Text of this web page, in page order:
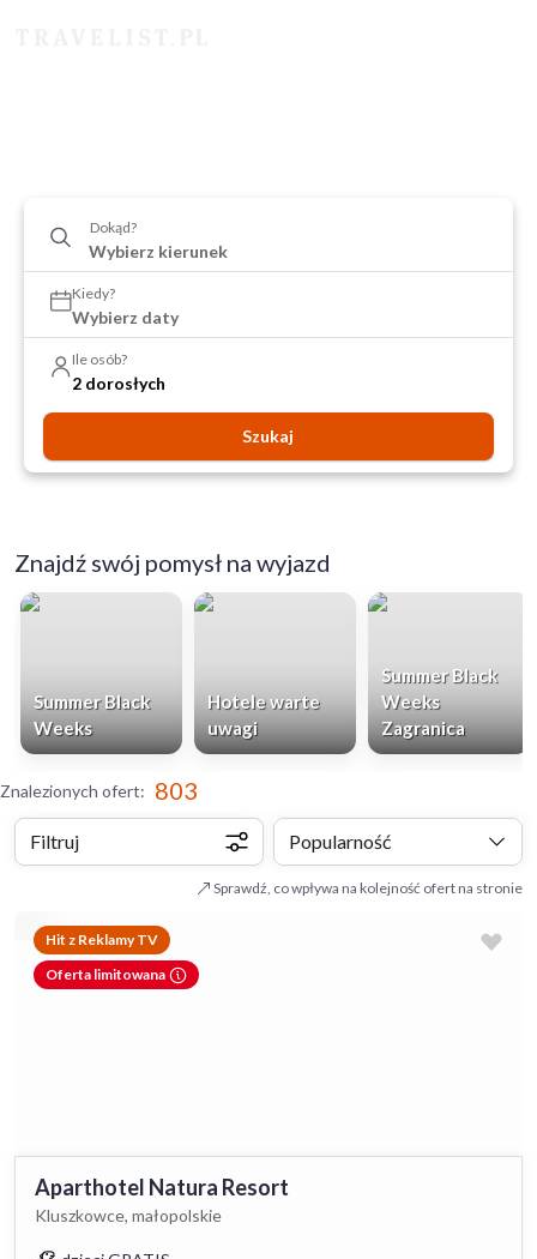
Dokąd?
Kiedy?
Wybierz daty
Ile osób?
2 dorosłych
Szukaj
Znajdź swój pomysł na wyjazd
Summer Black
Weeks
Hotele warte
uwagi
Summer Black
Weeks
Zagranica
Znalezionych ofert: 803
Filtruj Popularność
Sprawdź, co wpływa na kolejność ofert na stronie
Hit z Reklamy TV
Oferta limitowana
Aparthotel Natura Resort
Kluszkowce, małopolskie